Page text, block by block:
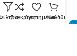
ΣύγκρισηΑγαπημέναΚαλάθι